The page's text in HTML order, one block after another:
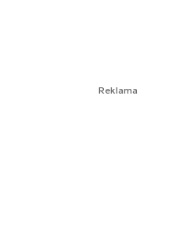
Reklama